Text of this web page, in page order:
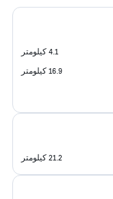
4.1 كيلومتر
16.9 كيلومتر
21.2 كيلومتر